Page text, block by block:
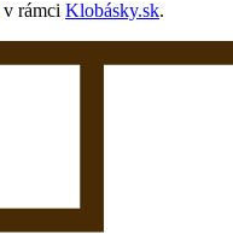
v rámci Klobásky.sk.